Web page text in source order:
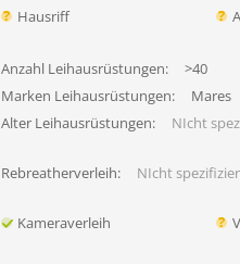
Hausriff
Anzahl Leihausrüstungen:
>40
Marken Leihausrüstungen:
Mares
Alter Leihausrüstungen:
NIcht
Rebreatherverleih: NIcht
Kameraverleih